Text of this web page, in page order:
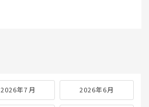
2026年7月 2026年6月